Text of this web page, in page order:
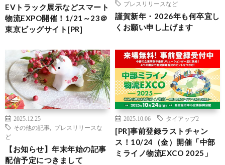
EVトラック展示などスマート
物流EXPO開催！1/21～23＠
東京ビッグサイト[PR]
プレスリリースなど
謹賀新年・2026年も何卒宜し
くお願い申し上げます
2025.12.25
その他の記事
プレスリリースな
ど
【お知らせ】年末年始の記事
配信予定につきまして
2025.10.06 タイアップ2
[PR]事前登録ラストチャン
ス！10/24（金）開催「中部
ミライノ物流EXCO 2025」